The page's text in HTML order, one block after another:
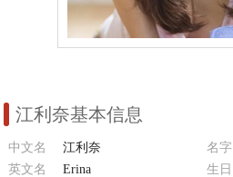
江利奈基本信息
中文名 江利奈 名字
英文名
Erina 生日